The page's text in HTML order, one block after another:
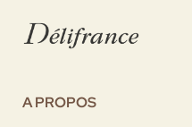
A PROPOS